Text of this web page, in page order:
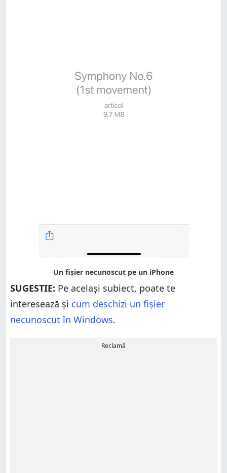
SUGESTIE: Pe același subiect, poate te
interesează și cum deschizi un fișier
necunoscut în Windows.
Reclamă